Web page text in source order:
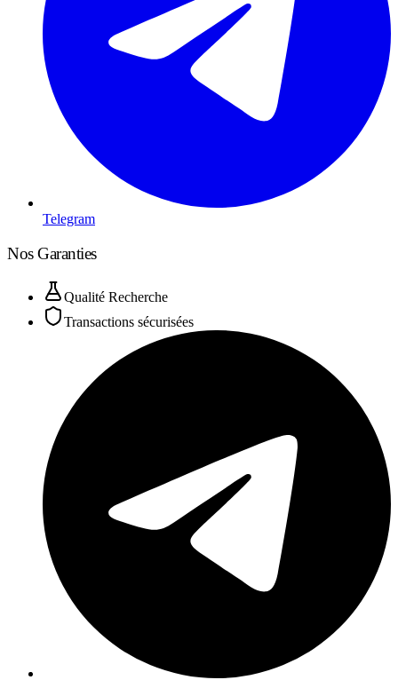
Telegram
Nos Garanties
Qualité Recherche
Transactions sécurisées